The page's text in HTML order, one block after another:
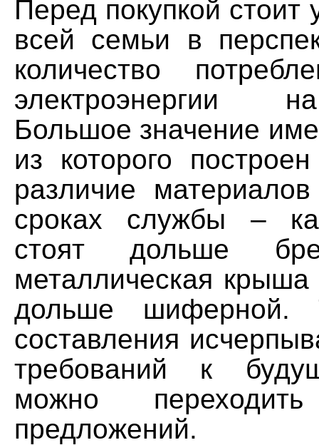
Перед покупкой стоит
всей семьи в
количество
электроэнергии
Большое значение
из которого
различие
сроках службы –
стоят дольше
металлическая
дольше шиферной.
составления
требований к
можно
предложений.